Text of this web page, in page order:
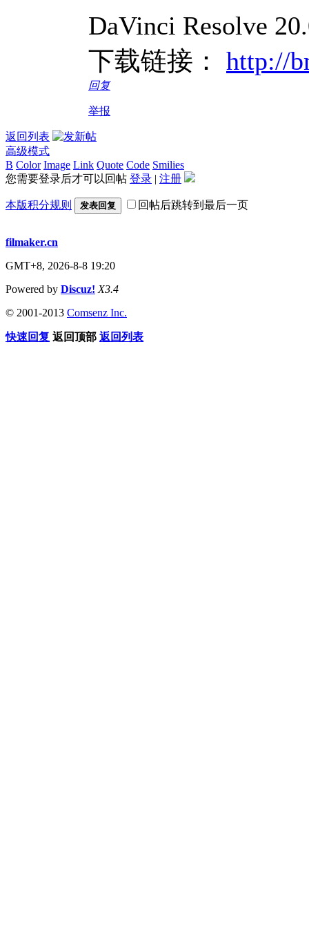
DaVinci Resolve
下载链接： http://
回复
举报
返回列表
高级模式
B Color Image Link Quote Code Smilies
您需要登录后才可以回帖 登录 | 注册
本版积分规则 发表回复 回帖后跳转到最后一页
filmaker.cn
GMT+8, 2026-8-8 19:20
Powered by Discuz! X3.4
© 2001-2013 Comsenz Inc.
快速回复 返回顶部 返回列表